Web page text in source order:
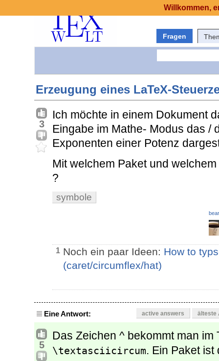
Fragen
Erzeugung eines LaTeX-
3
Ich möchte in einem Dokument
Eingabe im Mathe- Modus das /
Exponenten einer Potenz
Mit welchem Paket und
?
symbole
1 Noch ein paar Ideen: How to
(caret/circumflex/hat)
Eine Antwort: active answers älteste
5
Das Zeichen ^ bekommt man im
\textasciicircum. Ein Paket
Willkommen,